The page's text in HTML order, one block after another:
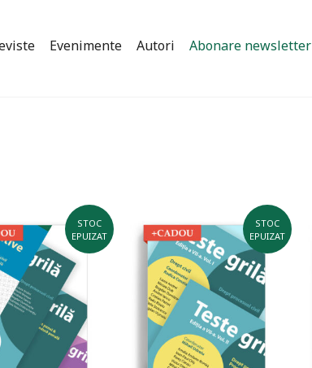
Evenimente Autori Abonare newsletter
STOC
EPUIZAT
STOC
EPUIZAT